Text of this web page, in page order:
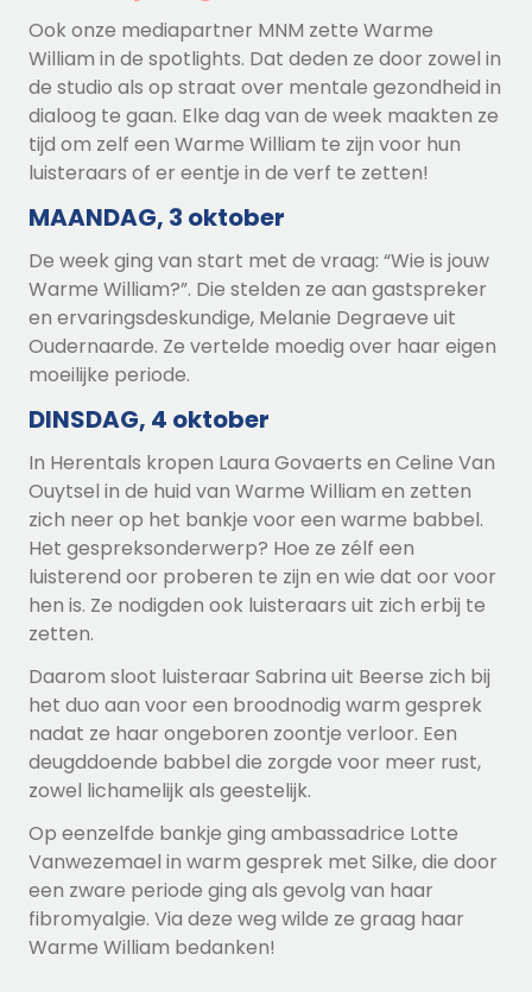
Ook onze mediapartner MNM zette Warme
William in de spotlights. Dat deden ze door zowel in
de studio als op straat over mentale gezondheid in
dialoog te gaan. Elke dag van de week maakten ze
tijd om zelf een Warme William te zijn voor hun
luisteraars of er eentje in de verf te zetten!
MAANDAG, 3 oktober
De week ging van start met de vraag: “Wie is jouw
Warme William?”. Die stelden ze aan gastspreker
en ervaringsdeskundige, Melanie Degraeve uit
Oudernaarde. Ze vertelde moedig over haar eigen
moeilijke periode.
DINSDAG, 4 oktober
In Herentals kropen Laura Govaerts en Celine Van
Ouytsel in de huid van Warme William en zetten
zich neer op het bankje voor een warme babbel.
Het gespreksonderwerp? Hoe ze zélf een
luisterend oor proberen te zijn en wie dat oor voor
hen is. Ze nodigden ook luisteraars uit zich erbij te
zetten.
Daarom sloot luisteraar Sabrina uit Beerse zich bij
het duo aan voor een broodnodig warm gesprek
nadat ze haar ongeboren zoontje verloor. Een
deugddoende babbel die zorgde voor meer rust,
zowel lichamelijk als geestelijk.
Op eenzelfde bankje ging ambassadrice Lotte
Vanwezemael in warm gesprek met Silke, die door
een zware periode ging als gevolg van haar
fibromyalgie. Via deze weg wilde ze graag haar
Warme William bedanken!